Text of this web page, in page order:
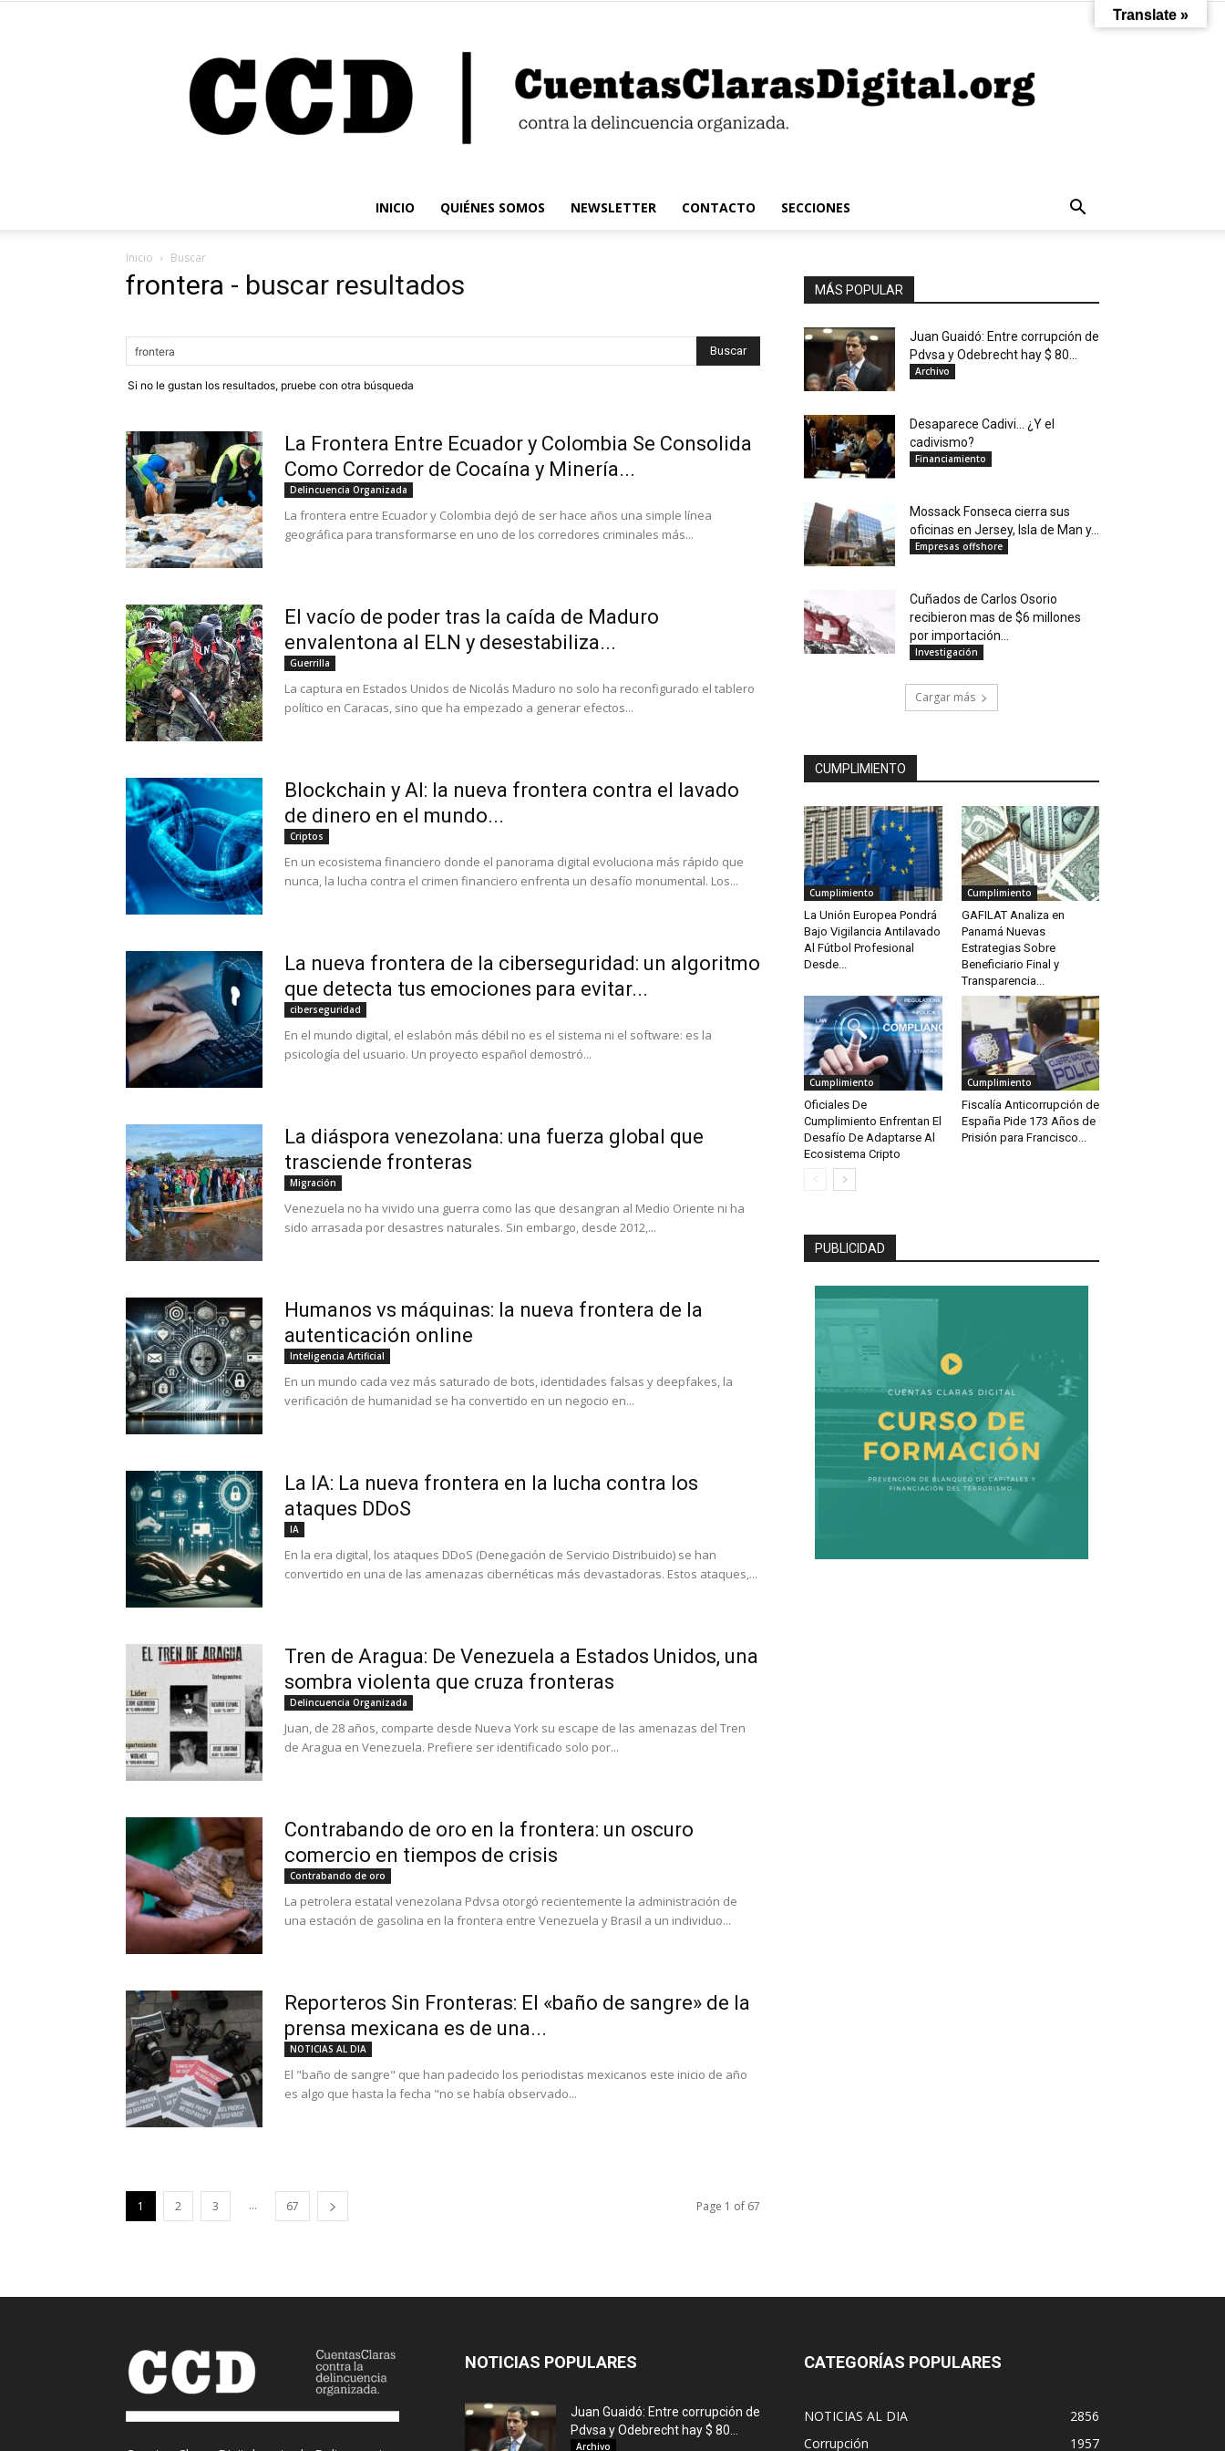
Claras
Digital
INICIO QUIÉNES SOMOS NEWSLETTER CONTACTO SECCIONES
Inicio Buscar
frontera - buscar resultados
Si no le gustan los resultados, pruebe con otra búsqueda
La Frontera Entre Ecuador y Colombia Se Consolida
Como Corredor de Cocaína y Minería...
Delincuencia Organizada
La frontera entre Ecuador y Colombia dejó de ser hace años una simple línea
geográfica para transformarse en uno de los corredores criminales más...
El vacío de poder tras la caída de Maduro
envalentona al ELN y desestabiliza...
Guerrilla
La captura en Estados Unidos de Nicolás Maduro no solo ha reconfigurado el tablero
político en Caracas, sino que ha empezado a generar efectos...
Blockchain y AI: la nueva frontera contra el lavado
de dinero en el mundo...
Criptos
En un ecosistema financiero donde el panorama digital evoluciona más rápido que
nunca, la lucha contra el crimen financiero enfrenta un desafío monumental. Los...
La nueva frontera de la ciberseguridad: un algoritmo
que detecta tus emociones para evitar...
ciberseguridad
En el mundo digital, el eslabón más débil no es el sistema ni el software: es la
psicología del usuario. Un proyecto español demostró...
La diáspora venezolana: una fuerza global que
trasciende fronteras
Migración
Venezuela no ha vivido una guerra como las que desangran al Medio Oriente ni ha
sido arrasada por desastres naturales. Sin embargo, desde 2012,...
Humanos vs máquinas: la nueva frontera de la
autenticación online
Inteligencia Artificial
En un mundo cada vez más saturado de bots, identidades falsas y deepfakes, la
verificación de humanidad se ha convertido en un negocio en...
La IA: La nueva frontera en la lucha contra los
ataques DDoS
IA
En la era digital, los ataques DDoS (Denegación de Servicio Distribuido) se han
convertido en una de las amenazas cibernéticas más devastadoras. Estos ataques,...
Tren de Aragua: De Venezuela a Estados Unidos, una
sombra violenta que cruza fronteras
Delincuencia Organizada
Juan, de 28 años, comparte desde Nueva York su escape de las amenazas del Tren
de Aragua en Venezuela. Prefiere ser identificado solo por...
Contrabando de oro en la frontera: un oscuro
comercio en tiempos de crisis
Contrabando de oro
La petrolera estatal venezolana Pdvsa otorgó recientemente la administración de
una estación de gasolina en la frontera entre Venezuela y Brasil a un individuo...
Reporteros Sin Fronteras: El «baño de sangre» de la
prensa mexicana es de una...
NOTICIAS AL DIA
El "baño de sangre" que han padecido los periodistas mexicanos este inicio de año
es algo que hasta la fecha "no se había observado...
1 2 3 ... 67 Page 1 of 67
MÁS POPULAR
Juan Guaidó: Entre corrupción de
Pdvsa y Odebrecht hay $ 80...
Archivo
Desaparece Cadivi… ¿Y el
cadivismo?
Financiamiento
Mossack Fonseca cierra sus
oficinas en Jersey, Isla de Man y...
Empresas offshore
Cuñados de Carlos Osorio
recibieron mas de $6 millones
por importación...
Investigación
Cargar más
CUMPLIMIENTO
Cumplimiento
La Unión Europea Pondrá
Bajo Vigilancia Antilavado
Al Fútbol Profesional
Desde...
Cumplimiento
GAFILAT Analiza en
Panamá Nuevas
Estrategias Sobre
Beneficiario Final y
Transparencia...
Cumplimiento
Oficiales De
Cumplimiento Enfrentan El
Desafío De Adaptarse Al
Ecosistema Cripto
Cumplimiento
Fiscalía Anticorrupción de
España Pide 173 Años de
Prisión para Francisco...
PUBLICIDAD
NOTICIAS POPULARES
Juan Guaidó: Entre corrupción de
Pdvsa y Odebrecht hay $ 80...
Archivo
CATEGORÍAS POPULARES
NOTICIAS AL DIA
2856
Corrupción
1957
Translate »